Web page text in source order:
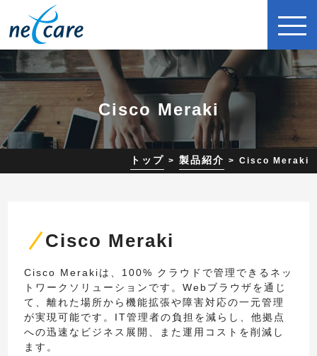
Cisco Meraki
トップ 製品紹介 Cisco Meraki
Cisco Meraki
Cisco Merakiは、100% クラウドで管理できるネッ
トワークソリューションです。Webブラウザを通じ
て、離れた場所から機能拡張や障害対応の一元管理
が実現可能です。IT管理者の負担を減らし、他拠点
への迅速なビジネス展開、また運用コストを削減し
ます。